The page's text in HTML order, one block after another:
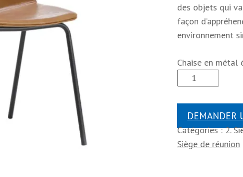
des objets qui
façon
environnement
Chaise en métal
DEMANDER
Catégories :2.
Siège de réunion